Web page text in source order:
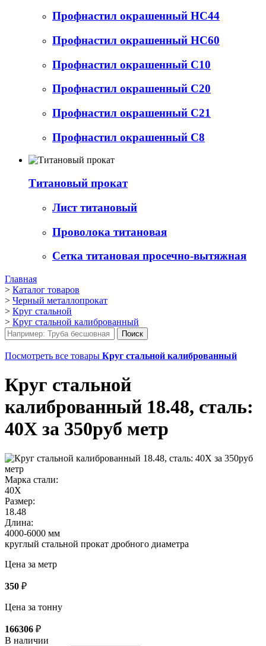
Профнастил окрашенный НС44
Профнастил окрашенный НС60
Профнастил окрашенный С10
Профнастил окрашенный С20
Профнастил окрашенный С21
Профнастил окрашенный С8
Титановый прокат
Лист титановый
Проволока титановая
Сетка титановая просечно-вытяжная
Главная
> Каталог товаров
> Черный металлопрокат
> Круг стальной
> Круг стальной калиброванный
Посмотреть все товары Круг стальной калиброванный
Круг стальной
калиброванный 18.48, сталь:
40Х за 350руб метр
Марка стали:
40Х
Размер:
18.48
Длина:
4000-6000 мм
круглый стальной прокат дробного диаметра
Цена за метр
350 ₽
Цена за тонну
166306 ₽
В наличии